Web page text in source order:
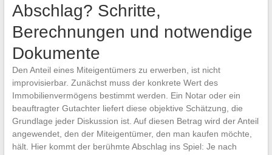
Abschlag? Schritte,
Berechnungen und notwendige
Dokumente
Den Anteil eines Miteigentümers zu erwerben, ist nicht
improvisierbar. Zunächst muss der konkrete Wert des
Immobilienvermögens bestimmt werden. Ein Notar oder ein
beauftragter Gutachter liefert diese objektive Schätzung, die
Grundlage jeder Diskussion ist. Auf diesen Betrag wird der Anteil
angewendet, den der Miteigentümer, den man kaufen möchte,
hält. Hier kommt der berühmte Abschlag ins Spiel: Je nach